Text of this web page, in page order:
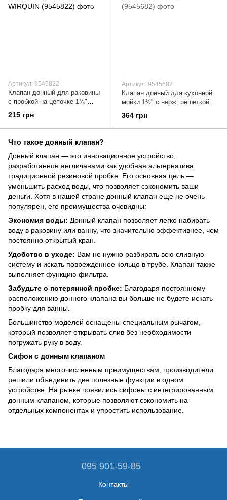
Артикул: 9545822
Клапан донный для раковины
с пробкой на цепочке 1¼"
Ø33мм WIRQUIN (9545822)
215 грн
Артикул: 9545682
Клапан донный для кухонной
мойки 1½" с нерж. решеткой
WIRQUIN (9545682)
364 грн
Что такое донный клапан?
Донный клапан — это инновационное устройство,
разработанное англичанами как удобная альтернатива
традиционной резиновой пробке. Его основная цель —
уменьшить расход воды, что позволяет сэкономить ваши
деньги. Хотя в нашей стране донный клапан еще не очень
популярен, его преимущества очевидны:
Экономия воды: Донный клапан позволяет легко набирать
воду в раковину или ванну, что значительно эффективнее, чем
постоянно открытый кран.
Удобство в уходе: Вам не нужно разбирать всю сливную
систему и искать поврежденное кольцо в трубе. Клапан также
выполняет функцию фильтра.
Забудьте о потерянной пробке: Благодаря постоянному
расположению донного клапана вы больше не будете искать
пробку для ванны.
Большинство моделей оснащены специальным рычагом,
который позволяет открывать слив без необходимости
погружать руку в воду.
Сифон с донным клапаном
Благодаря многочисленным преимуществам, производители
решили объединить две полезные функции в одном
устройстве. На рынке появились сифоны с интегрированным
донным клапаном, которые позволяют сэкономить на
отдельных компонентах и упростить использование.
095 901-59-85
Контакты